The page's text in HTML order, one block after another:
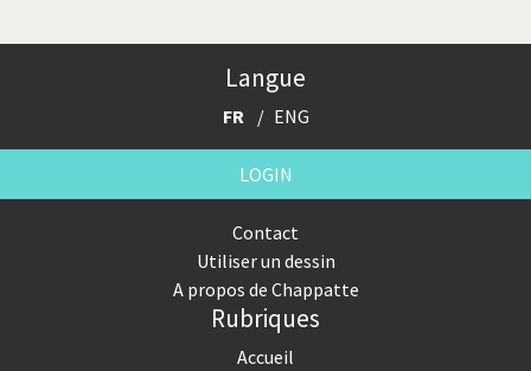
Langue
FR ENG
LOGIN
Contact
Utiliser un dessin
A propos de Chappatte
Rubriques
Accueil